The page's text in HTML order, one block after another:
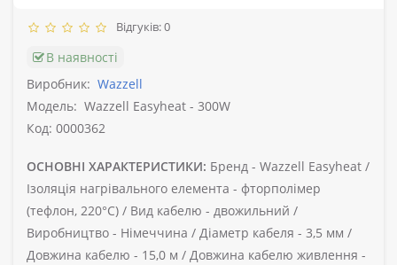
Відгуків: 0
В наявності
Виробник: Wazzell
Модель: Wazzell Easyheat - 300W
Код: 0000362
ОСНОВНІ ХАРАКТЕРИСТИКИ: Бренд - Wazzell Easyheat /
Ізоляція нагрівального елемента - фторполімер
(тефлон, 220°C) / Вид кабелю - двожильний /
Виробництво - Німеччина / Діаметр кабеля - 3,5 мм /
Довжина кабелю - 15,0 м / Довжина кабелю живлення -